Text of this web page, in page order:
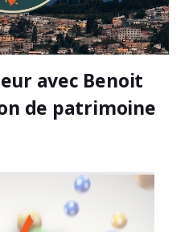
avec Benoit
de patrimoine